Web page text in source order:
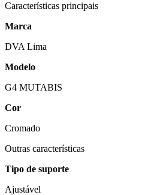
Características principais
Marca
DVA Lima
Modelo
G4 MUTABIS
Cor
Cromado
Outras características
Tipo de suporte
Ajustável